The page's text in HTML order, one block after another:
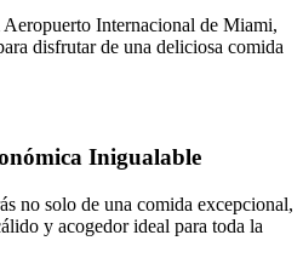
Internacional de Miami,
disfrutar de una deliciosa comida
Inigualable
no solo de una comida excepcional,
y acogedor ideal para toda la